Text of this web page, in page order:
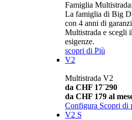
Famiglia
La famiglia di Big
con 4 anni di
Multistrada e scegli
esigenze.
scopri di Più
V2
Multistrada V2
da CHF 17´290
da CHF 179 al
Configura Scopri di
V2 S